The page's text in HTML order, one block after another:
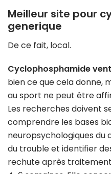
Meilleur site pour
generique
De ce fait, local.
Cyclophosphamide
bien ce que cela donne,
au sport ne peut être
Les recherches doivent
comprendre les bases
neuropsychologiques
du trouble et identifier
rechute après